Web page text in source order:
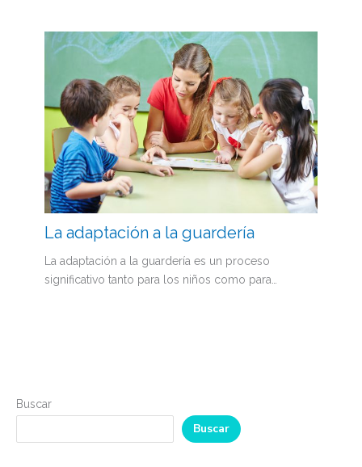
La adaptación a la guardería
La adaptación a la guardería es un proceso
significativo tanto para los niños como para…
Buscar
Buscar